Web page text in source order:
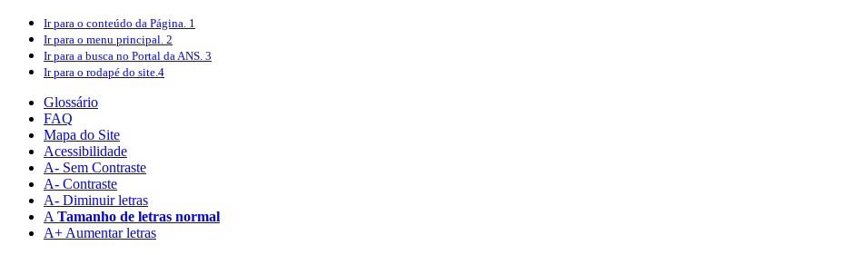
Ir para o conteúdo da Página. 1
Ir para o menu principal. 2
Ir para a busca no Portal da ANS. 3
Ir para o rodapé do site.4
Glossário
FAQ
Mapa do Site
Acessibilidade
A- Sem Contraste
A- Contraste
A- Diminuir letras
A Tamanho de letras normal
A+ Aumentar letras